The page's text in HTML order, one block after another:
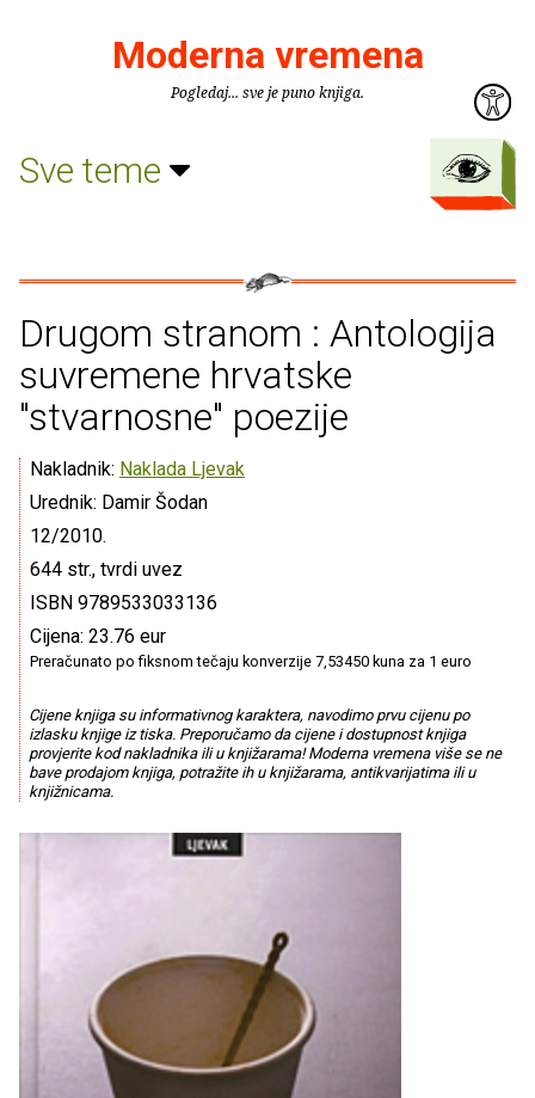
Moderna vremena
Pogledaj... sve je puno knjiga.
Sve teme
Drugom stranom : Antologija
suvremene hrvatske
"stvarnosne" poezije
Nakladnik: Naklada Ljevak
Urednik: Damir Šodan
12/2010.
644 str., tvrdi uvez
ISBN 9789533033136
Cijena: 23.76 eur
Preračunato po fiksnom tečaju konverzije 7,53450 kuna za 1 euro
Cijene knjiga su informativnog karaktera, navodimo prvu cijenu po
izlasku knjige iz tiska. Preporučamo da cijene i dostupnost knjiga
provjerite kod nakladnika ili u knjižarama! Moderna vremena više se ne
bave prodajom knjiga, potražite ih u knjižarama, antikvarijatima ili u
knjižnicama.